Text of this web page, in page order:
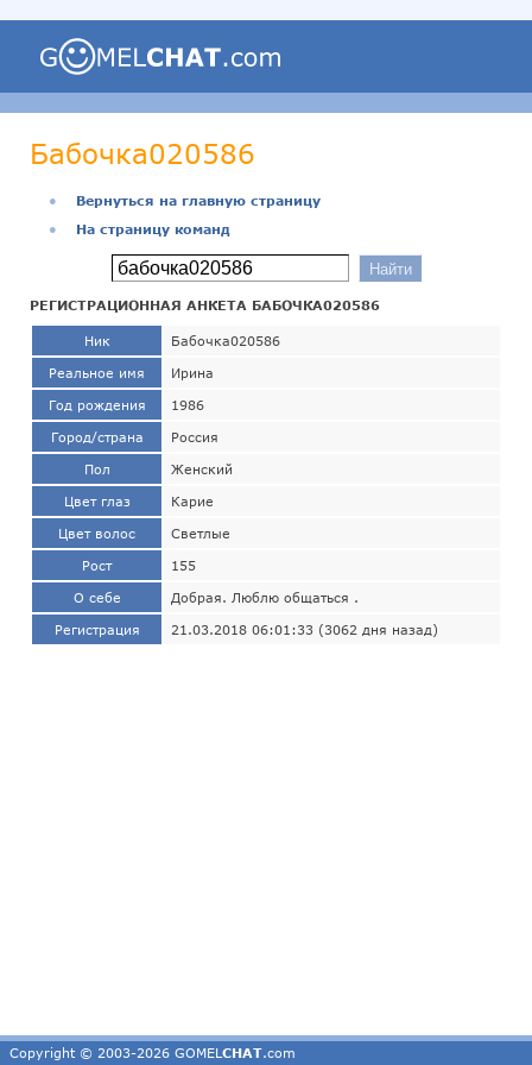
Бабочка020586
●
Вернуться на главную страницу
●
На страницу команд
РЕГИСТРАЦИОННАЯ АНКЕТА БАБОЧКА020586
Ник Бабочка020586
Реальное имя Ирина
Год рождения 1986
Город/страна Россия
Пол Женский
Цвет глаз Карие
Цвет волос Светлые
Рост 155
О себе Добрая. Люблю общаться .
Регистрация 21.03.2018 06:01:33 (3062 дня назад)
Copyright © 2003-2026 GOMEL CHAT.com